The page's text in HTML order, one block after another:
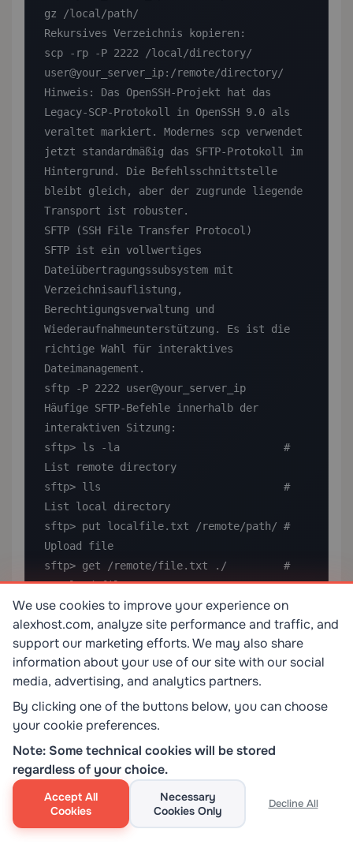
We use cookies to improve your experience on
alexhost.com, analyze site performance and traffic, and
support our marketing efforts. We may also share
information about your use of our site with our social
media, advertising, and analytics partners.
By clicking one of the buttons below, you can choose
your cookie preferences.
Note: Some technical cookies will be stored
regardless of your choice.
Accept All
Cookies
Necessary
Cookies Only
Decline All